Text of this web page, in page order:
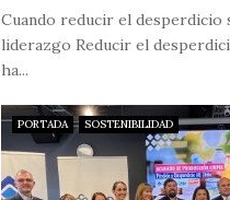
Cuando reducir el desperdicio
liderazgo Reducir el
ha...
PORTADA SOSTENIBILIDAD